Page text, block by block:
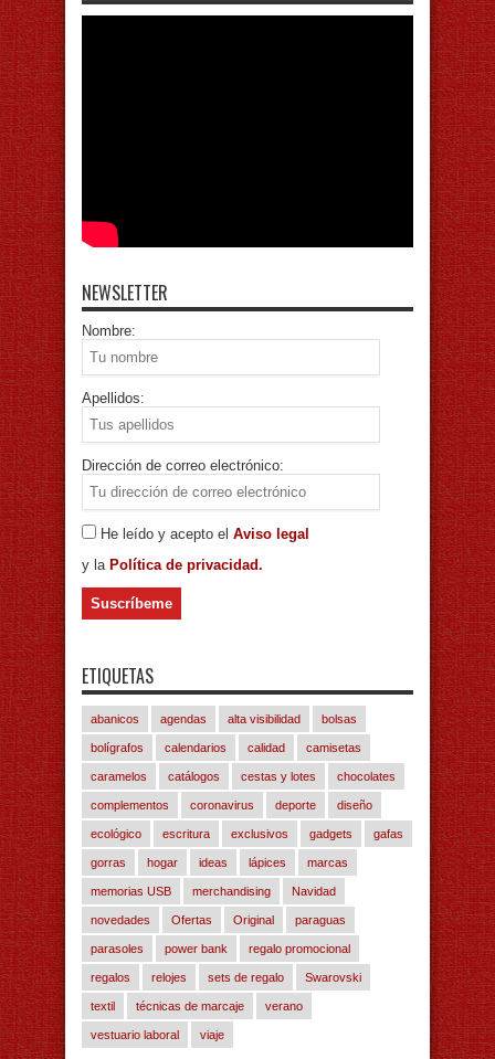
NEWSLETTER
Nombre:
Apellidos:
Dirección de correo electrónico:
He leído y acepto el Aviso legal
y la Política de privacidad.
ETIQUETAS
abanicos agendas alta visibilidad bolsas
bolígrafos calendarios calidad camisetas
caramelos catálogos cestas y lotes chocolates
complementos coronavirus deporte diseño
ecológico escritura exclusivos gadgets gafas
gorras hogar ideas lápices marcas
memorias USB merchandising Navidad
novedades Ofertas Original paraguas
parasoles power bank regalo promocional
regalos relojes sets de regalo Swarovski
textil técnicas de marcaje verano
vestuario laboral viaje